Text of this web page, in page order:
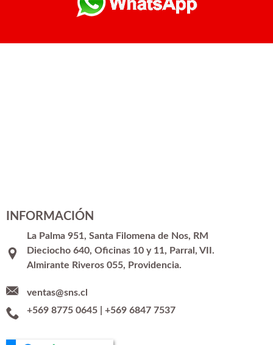
INFORMACIÓN
La Palma 951, Santa Filomena de Nos, RM
Dieciocho 640, Oficinas 10 y 11, Parral, VII.
Almirante Riveros 055, Providencia.
ventas@sns.cl
+569 8775 0645| +569 6847 7537